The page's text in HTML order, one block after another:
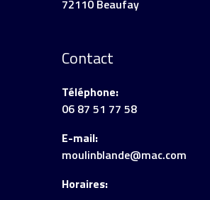
72110 Beaufay
Contact
Téléphone:
06 87 51 77 58
E-mail:
moulinblande@mac.com
Horaires: